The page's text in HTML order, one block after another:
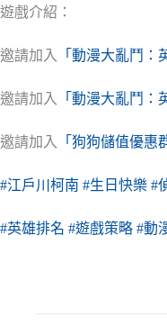
NT$30
到
遊戲介紹：
邀請加入 「動漫大亂鬥：
邀請加入 「動漫大亂鬥：
邀請加入 「狗狗儲值優惠
#江戶川柯南 #生日快樂 #
#英雄排名 #遊戲策略 #動